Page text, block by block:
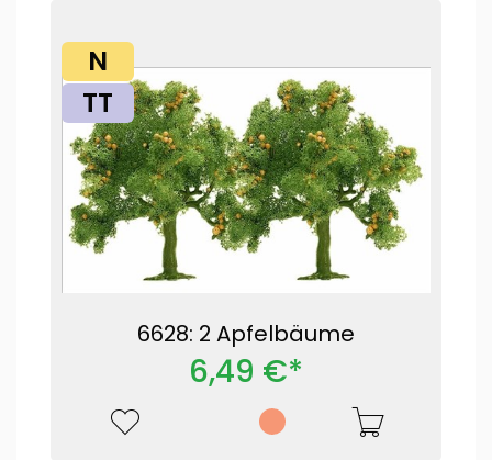
N
TT
6628: 2 Apfelbäume
6,49 €*